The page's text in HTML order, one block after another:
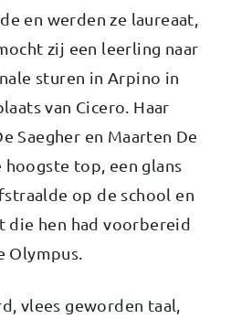
en werden ze laureaat,
zij een leerling naar
sturen in Arpino in
van Cicero. Haar
Saegher en Maarten De
hoogste top, een glans
op de school en
die hen had voorbereid
Olympus.
vlees geworden taal,